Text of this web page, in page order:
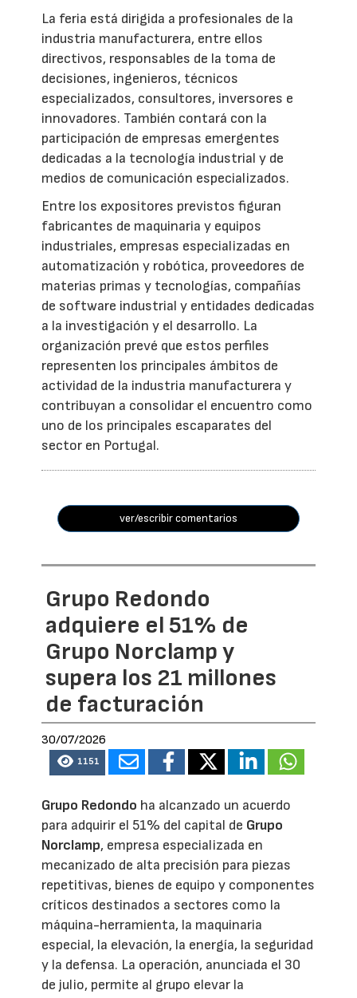
La feria está dirigida a profesionales de la
industria manufacturera, entre ellos
directivos, responsables de la toma de
decisiones, ingenieros, técnicos
especializados, consultores, inversores e
innovadores. También contará con la
participación de empresas emergentes
dedicadas a la tecnología industrial y de
medios de comunicación especializados.
Entre los expositores previstos figuran
fabricantes de maquinaria y equipos
industriales, empresas especializadas en
automatización y robótica, proveedores de
materias primas y tecnologías, compañías
de software industrial y entidades dedicadas
a la investigación y el desarrollo. La
organización prevé que estos perfiles
representen los principales ámbitos de
actividad de la industria manufacturera y
contribuyan a consolidar el encuentro como
uno de los principales escaparates del
sector en Portugal.
ver/escribir comentarios
Grupo Redondo
adquiere el 51% de
Grupo Norclamp y
supera los 21 millones
de facturación
30/07/2026
1151
Grupo Redondo ha alcanzado un acuerdo
para adquirir el 51% del capital de Grupo
Norclamp, empresa especializada en
mecanizado de alta precisión para piezas
repetitivas, bienes de equipo y componentes
críticos destinados a sectores como la
máquina-herramienta, la maquinaria
especial, la elevación, la energía, la seguridad
y la defensa. La operación, anunciada el 30
de julio, permite al grupo elevar la